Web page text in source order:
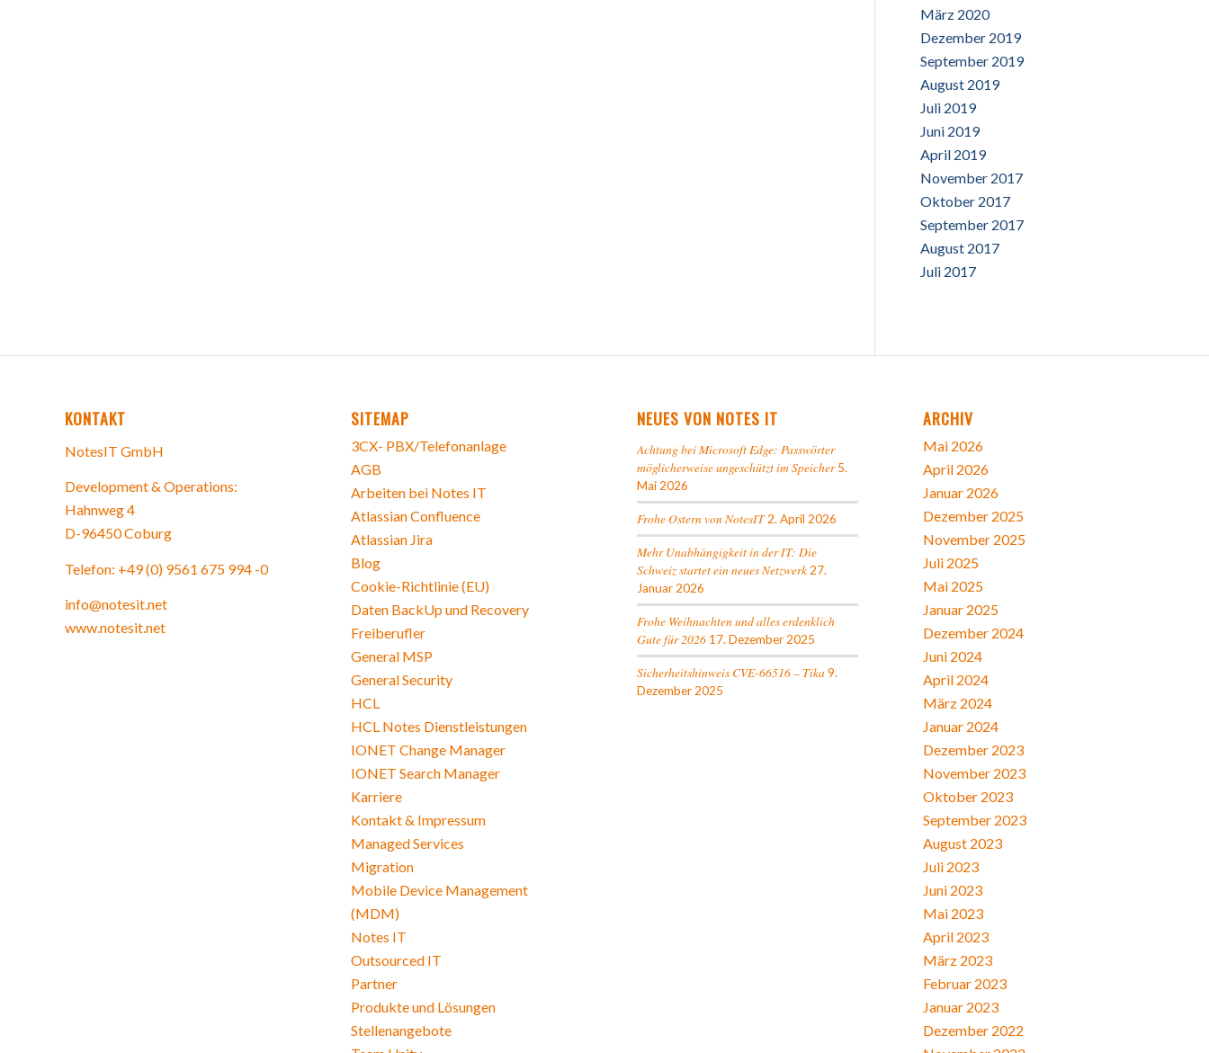
März 2020
Dezember 2019
September 2019
August 2019
Juli 2019
Juni 2019
April 2019
November 2017
Oktober 2017
September 2017
August 2017
Juli 2017
KONTAKT
NotesIT GmbH
Development & Operations:
Hahnweg 4
D-96450 Coburg
Telefon: +49 (0) 9561 675 994 -0
info@notesit.net
www.notesit.net
SITEMAP
3CX- PBX/Telefonanlage
AGB
Arbeiten bei Notes IT
Atlassian Confluence
Atlassian Jira
Blog
Cookie-Richtlinie (EU)
Daten BackUp und Recovery
Freiberufler
General MSP
General Security
HCL
HCL Notes Dienstleistungen
IONET Change Manager
IONET Search Manager
Karriere
Kontakt & Impressum
Managed Services
Migration
Mobile Device Management
(MDM)
Notes IT
Outsourced IT
Partner
Produkte und Lösungen
Stellenangebote
NEUES VON NOTES IT
Achtung bei Microsoft Edge: Passwörter
möglicherweise ungeschützt im Speicher 5.
Mai 2026
Frohe Ostern von NotesIT 2. April 2026
Mehr Unabhängigkeit in der IT: Die
Schweiz startet ein neues Netzwerk 27.
Januar 2026
Frohe Weihnachten und alles erdenklich
Gute für 2026 17. Dezember 2025
Sicherheitshinweis CVE-66516 – Tika9.
Dezember 2025
ARCHIV
Mai 2026
April 2026
Januar 2026
Dezember 2025
November 2025
Juli 2025
Mai 2025
Januar 2025
Dezember 2024
Juni 2024
April 2024
März 2024
Januar 2024
Dezember 2023
November 2023
Oktober 2023
September 2023
August 2023
Juli 2023
Juni 2023
Mai 2023
April 2023
März 2023
Februar 2023
Januar 2023
Dezember 2022